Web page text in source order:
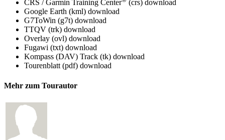
CRS / Garmin Training Center (crs) download
Google Earth (kml) download
G7ToWin (g7t) download
TTQV (trk) download
Overlay (ovl) download
Fugawi (txt) download
Kompass (DAV) Track (tk) download
Tourenblatt (pdf) download
Mehr zum Tourautor